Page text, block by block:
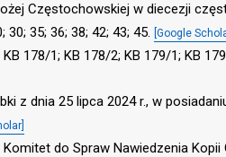
Częstochowskiej w diecezji
30; 35; 36; 38; 42; 43; 45. [Google
178/1; KB 178/2; KB 179/1; KB
z dnia 25 lipca 2024 r., w
Komitet do Spraw Nawiedzenia